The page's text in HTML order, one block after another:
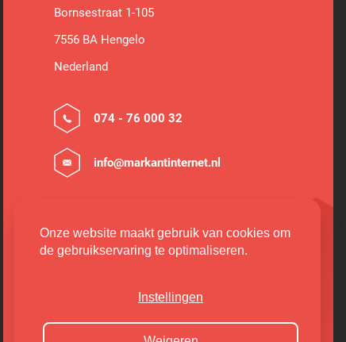
Bornsestraat 1-105
7556 BA Hengelo
Nederland
074 - 76 000 32
info@markantinternet.nl
Volg ons
Onze website maakt gebruik van cookies om
de gebruikservaring te optimaliseren.
Instellingen